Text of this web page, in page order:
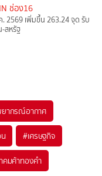
ช่อง16
2569 เพิ่มขึ้น 263.24 จุด รับ
-สหรัฐ
ากรณ์อากาศ
#เศรษฐกิจ
คมค้าทองคำ